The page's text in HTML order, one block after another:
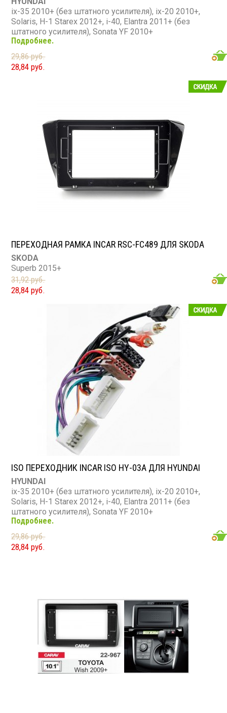
ix-35 2010+ (без штатного усилителя), ix-20 2010+,
Solaris, H-1 Starex 2012+, i-40, Elantra 2011+ (без
штатного усилителя), Sonata YF 2010+
KIA
RIO 2011+, Sportage 2010+ (без штатного усилителя),
Ceed 2012+, Optima-3 2012+ (K-5) (без штатного
усилителя), Sorento-4 2013+ (без штатного усилителя
Подробнее.
29,86 руб.
28,84 руб.
ПЕРЕХОДНАЯ РАМКА INCAR RSC-FC489 ДЛЯ SKODA
SKODA
Superb 2015+
31,92 руб.
28,84 руб.
ISO ПЕРЕХОДНИК INCAR ISO HY-03A ДЛЯ HYUNDAI
HYUNDAI
ix-35 2010+ (без штатного усилителя), ix-20 2010+,
Solaris, H-1 Starex 2012+, i-40, Elantra 2011+ (без
штатного усилителя), Sonata YF 2010+
KIA
RIO 2011+, Sportage 2010+ (без штатного усилителя),
Ceed 2012+, Optima-3 2012+ (K-5) (без штатного
усилителя), Sorento-4 2013+ (без штатного усилителя
Подробнее.
29,86 руб.
28,84 руб.